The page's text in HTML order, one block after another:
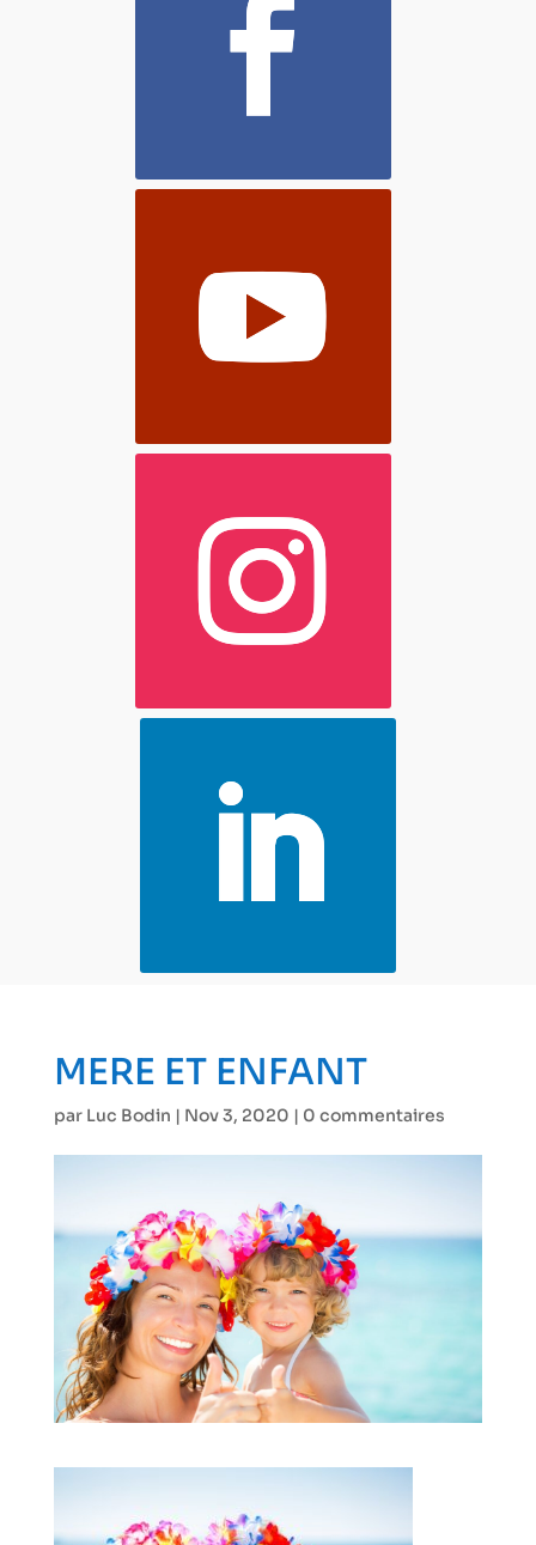
MERE ET ENFANT
par Luc Bodin | Nov 3, 2020 | 0 commentaires